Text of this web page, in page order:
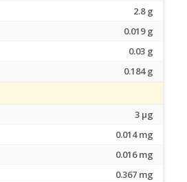
2.8 g
0.019 g
0.03 g
0.184 g
3 µg
0.014 mg
0.016 mg
0.367 mg